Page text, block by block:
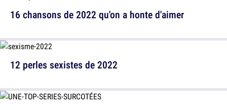
12 perles sexistes de 2022
16 chansons de 2022 qu'on a honte d'aimer